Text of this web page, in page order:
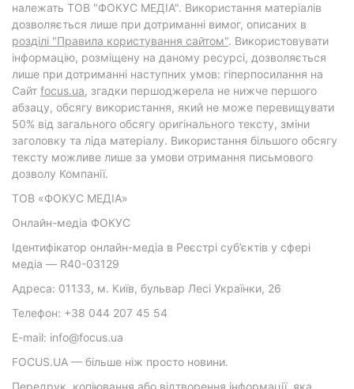
належать ТОВ "ФОКУС МЕДІА". Використання матеріалів
дозволяється лише при дотриманні вимог, описаних в
розділі "Правила користування сайтом". Використовувати
інформацію, розміщену на даному ресурсі, дозволяється
лише при дотриманні наступних умов: гіперпосилання на
Cайт focus.ua, згадки першоджерела не нижче першого
абзацу, обсягу використання, який не може перевищувати
50% від загального обсягу оригінального тексту, зміни
заголовку та ліда матеріалу. Використання більшого обсягу
тексту можливе лише за умови отримання письмового
дозволу Компанії.
ТОВ «ФОКУС МЕДІА»
Онлайн-медіа ФОКУС
Ідентифікатор онлайн-медіа в Реєстрі суб’єктів у сфері
медіа — R40-03129
Адреса: 01133, м. Київ, бульвар Лесі Українки, 26
Телефон: +38 044 207 45 54
E-mail: info@focus.ua
FOCUS.UA — більше ніж просто новини.
Передрук, копіювання або відтворення інформації, яка